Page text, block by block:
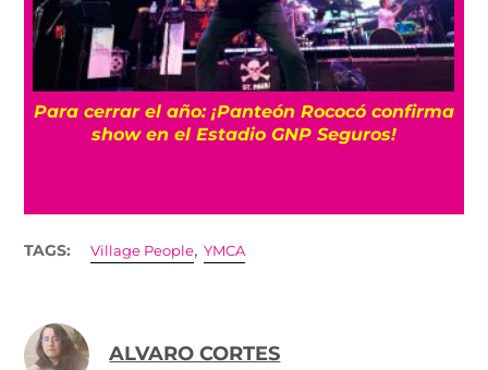
Para cerrar el año: ¡Panteón Rococó confirma
show en el Estadio GNP Seguros!
TAGS: Village People,YMCA
ALVARO CORTES